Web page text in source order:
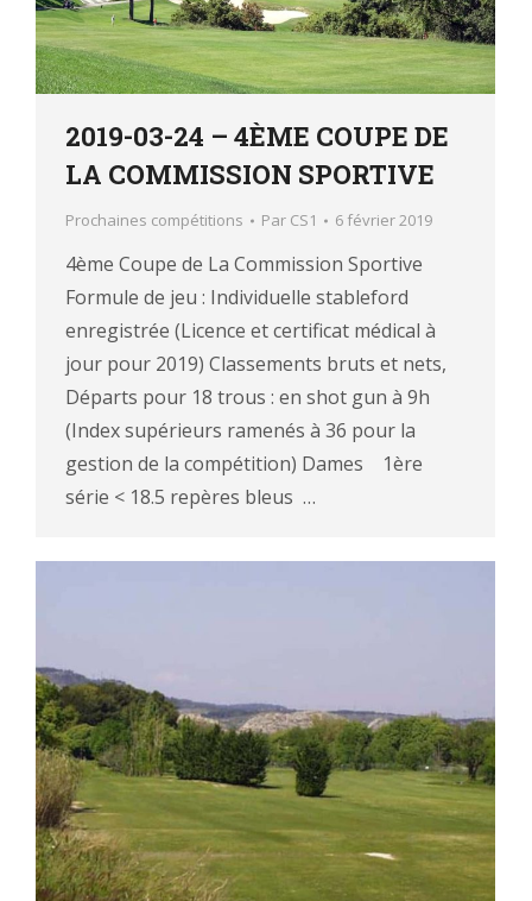
2019-03-24 – 4ÈME COUPE DE
LA COMMISSION SPORTIVE
Prochaines compétitions Par CS1 6 février 2019
4ème Coupe de La Commission Sportive
Formule de jeu : Individuelle stableford
enregistrée (Licence et certificat médical à
jour pour 2019) Classements bruts et nets,
Départs pour 18 trous : en shot gun à 9h
(Index supérieurs ramenés à 36 pour la
gestion de la compétition) Dames 1ère
série < 18.5 repères bleus …